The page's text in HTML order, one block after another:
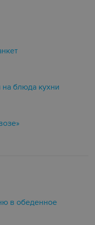
блюда кухни
в обеденное